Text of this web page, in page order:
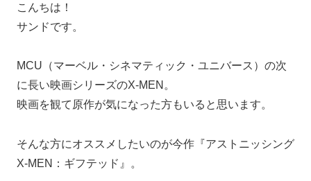
こんちは！
サンドです。
MCU（マーベル・シネマティック・ユニバース）の次
に長い映画シリーズのX-MEN。
映画を観て原作が気になった方もいると思います。
そんな方にオススメしたいのが今作『アストニッシング
X-MEN：ギフテッド』。